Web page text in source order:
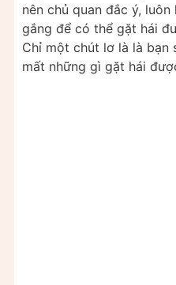
nên chủ quan đắc ý,
gắng để có thể gặt hái
Chỉ một chút lơ là là bạn
mất những gì gặt hái